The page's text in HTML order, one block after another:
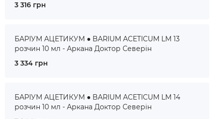
3 316 грн
БАРІУМ АЦЕТИКУМ ● BARIUM ACETICUM LM 13
розчин 10 мл - Аркана Доктор Северін
3 334 грн
БАРІУМ АЦЕТИКУМ ● BARIUM ACETICUM LM 14
розчин 10 мл - Аркана Доктор Северін